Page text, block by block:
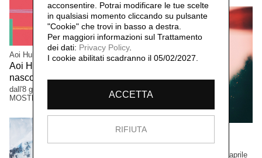
Aoi Huber Kono
Aoi Huber Kono. Il sensore
nascosto
dall'8 giugno al 12 ottobre 2025
MOSTRE
Luciano Rigolini
Fotografica
dal 24 novembre 2024 al 27 aprile
acconsentire. Potrai modificare le tue scelte
in qualsiasi momento cliccando su pulsante
"Cookie" che trovi in basso a destra.
Per maggiori informazioni sul Trattamento
dei dati: Privacy Policy.
I cookie abilitati scadranno il 05/02/2027.
ACCETTA
RIFIUTA